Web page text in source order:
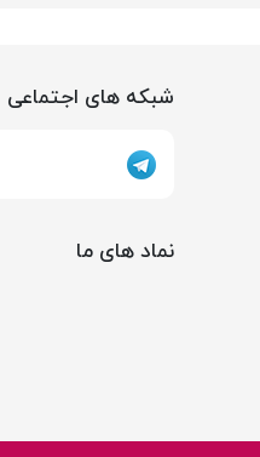
شبکه های اجتماعی
نماد های ما